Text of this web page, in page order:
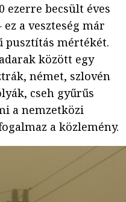
ezerre becsült éves
a veszteség már
pusztítás mértékét.
között egy
német, szlovén
cseh gyűrűs
a nemzetközi
a közlemény.